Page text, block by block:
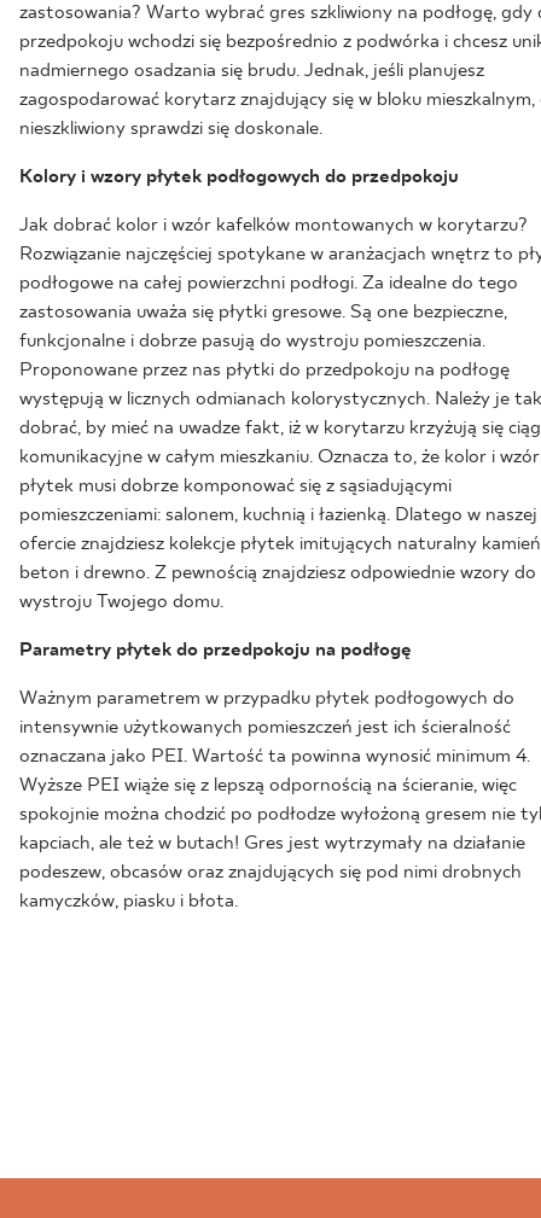
zastosowania? Warto wybrać gres szkliwiony na podłogę, gdy
przedpokoju wchodzi się bezpośrednio z podwórka i chcesz
nadmiernego osadzania się brudu. Jednak, jeśli planujesz
zagospodarować korytarz znajdujący się w bloku mieszkalnym,
nieszkliwiony sprawdzi się doskonale.
Kolory i wzory płytek podłogowych do przedpokoju
Jak dobrać kolor i wzór kafelków montowanych w korytarzu?
Rozwiązanie najczęściej spotykane w aranżacjach wnętrz to
podłogowe na całej powierzchni podłogi. Za idealne do tego
zastosowania uważa się płytki gresowe. Są one bezpieczne,
funkcjonalne i dobrze pasują do wystroju pomieszczenia.
Proponowane przez nas płytki do przedpokoju na podłogę
występują w licznych odmianach kolorystycznych. Należy je tak
dobrać, by mieć na uwadze fakt, iż w korytarzu krzyżują się
komunikacyjne w całym mieszkaniu. Oznacza to, że kolor i wzór
płytek musi dobrze komponować się z sąsiadującymi
pomieszczeniami: salonem, kuchnią i łazienką. Dlatego w naszej
ofercie znajdziesz kolekcje płytek imitujących naturalny
beton i drewno. Z pewnością znajdziesz odpowiednie wzory do
wystroju Twojego domu.
Parametry płytek do przedpokoju na podłogę
Ważnym parametrem w przypadku płytek podłogowych do
intensywnie użytkowanych pomieszczeń jest ich ścieralność
oznaczana jako PEI. Wartość ta powinna wynosić minimum 4.
Wyższe PEI wiąże się z lepszą odpornością na ścieranie, więc
spokojnie można chodzić po podłodze wyłożoną gresem nie
kapciach, ale też w butach! Gres jest wytrzymały na działanie
podeszew, obcasów oraz znajdujących się pod nimi drobnych
kamyczków, piasku i błota.